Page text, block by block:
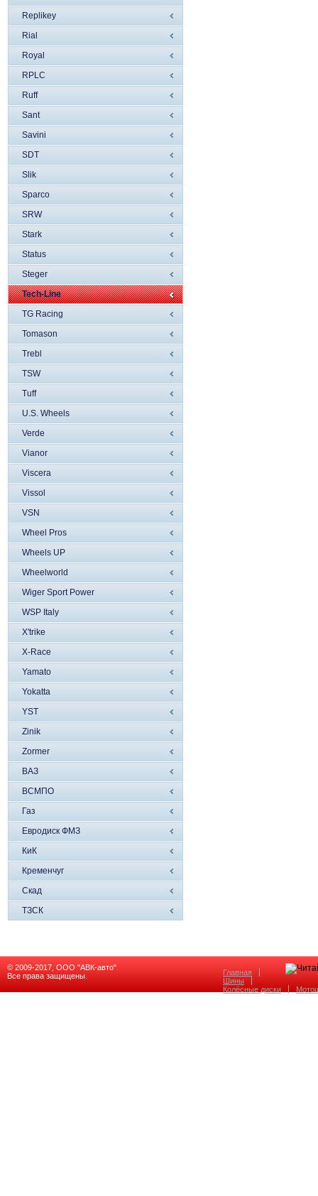
Replikey
Rial
Royal
RPLC
Ruff
Sant
Savini
SDT
Slik
Sparco
SRW
Stark
Status
Steger
Tech-Line
TG Racing
Tomason
Trebl
TSW
Tuff
U.S. Wheels
Verde
Vianor
Viscera
Vissol
VSN
Wheel Pros
Wheels UP
Wheelworld
Wiger Sport Power
WSP Italy
X'trike
X-Race
Yamato
Yokatta
YST
Zinik
Zormer
ВАЗ
ВСМПО
Газ
Евродиск ФМЗ
КиК
Кременчуг
Скад
ТЗСК
© 2009-2017, ООО "АВК-авто".
Все права защищены.
Главная
Шины
Колёсные диски